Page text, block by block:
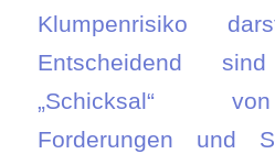
Klumpenrisiko
Entscheidend
„Schicksal“
Forderungen und